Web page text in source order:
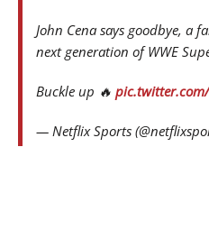
John Cena says goodbye, a
next generation of WWE
Buckle up 🔥
— Netflix Sports